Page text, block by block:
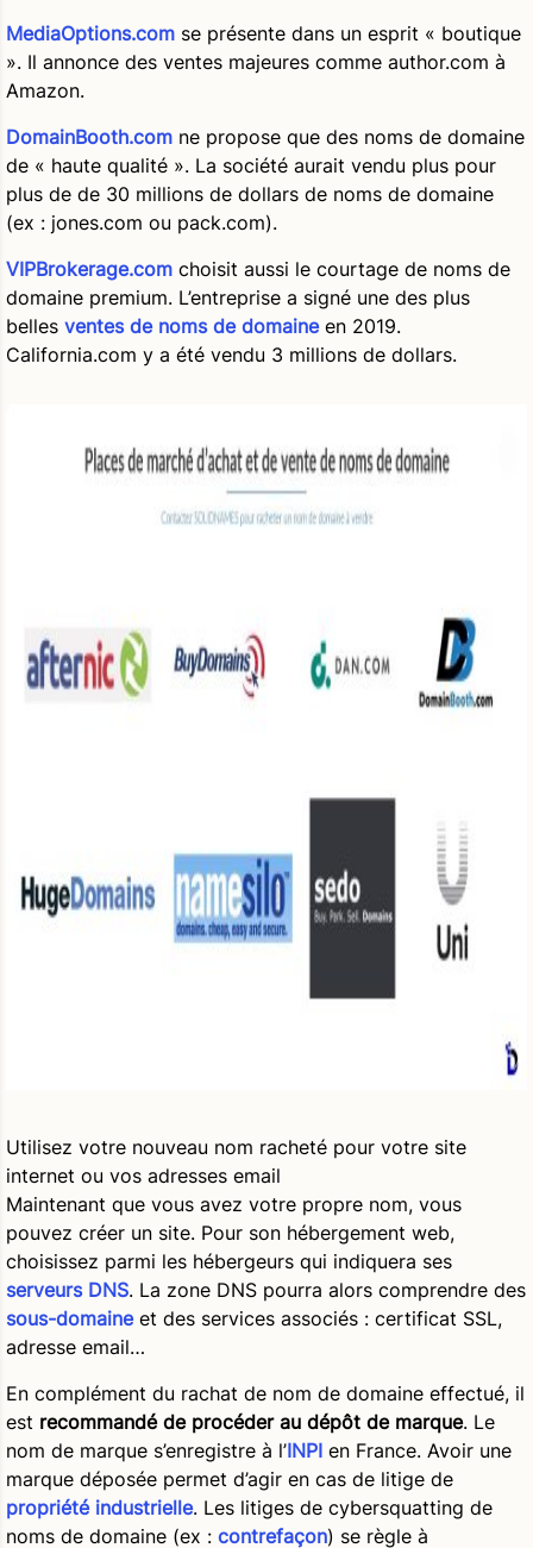
MediaOptions.com se présente dans un esprit « boutique
». Il annonce des ventes majeures comme author.com à
Amazon.
DomainBooth.com ne propose que des noms de domaine
de « haute qualité ». La société aurait vendu plus pour
plus de de 30 millions de dollars de noms de domaine
(ex : jones.com ou pack.com).
VIPBrokerage.com choisit aussi le courtage de noms de
domaine premium. L’entreprise a signé une des plus
belles ventes de noms de domaineen 2019.
California.com y a été vendu 3 millions de dollars.
Utilisez votre nouveau nom racheté pour votre site
internet ou vos adresses email
Maintenant que vous avez votre propre nom, vous
pouvez créer un site. Pour son hébergement web,
choisissez parmi les hébergeurs qui indiquera ses
serveurs DNS. La zone DNS pourra alors comprendre des
sous-domaineet des services associés : certificat SSL,
adresse email…
En complément du rachat de nom de domaine effectué, il
est recommandé de procéder au dépôt de marque. Le
nom de marque s’enregistre à l’INPI en France. Avoir une
marque déposée permet d’agir en cas de litige de
propriété industrielle. Les litiges de cybersquatting de
noms de domaine (ex : contrefaçon) se règle à